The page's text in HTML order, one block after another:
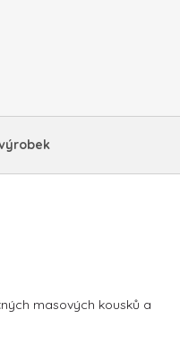
masových kousků a